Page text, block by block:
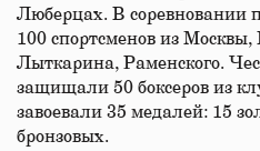
Люберцах. В соревновании
100 спортсменов из Москвы,
Лыткарина, Раменского.
защищали 50 боксеров из
завоевали 35 медалей: 15
бронзовых.